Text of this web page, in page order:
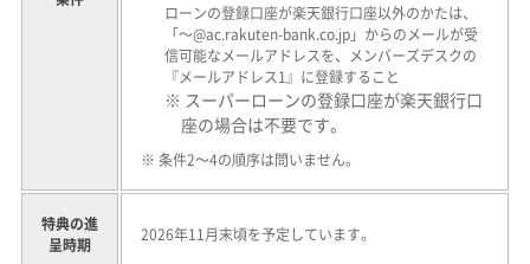
ローンの登録口座が楽天銀行口座以外のかたは、
「～@ac.rakuten-bank.co.jp」からのメールが受
信可能なメールアドレスを、メンバーズデスクの
『メールアドレス1』に登録すること
※ スーパーローンの登録口座が楽天銀行口
座の場合は不要です。
※ 条件2～4の順序は問いません。
特典の進
呈時期
2026年11月末頃を予定しています。